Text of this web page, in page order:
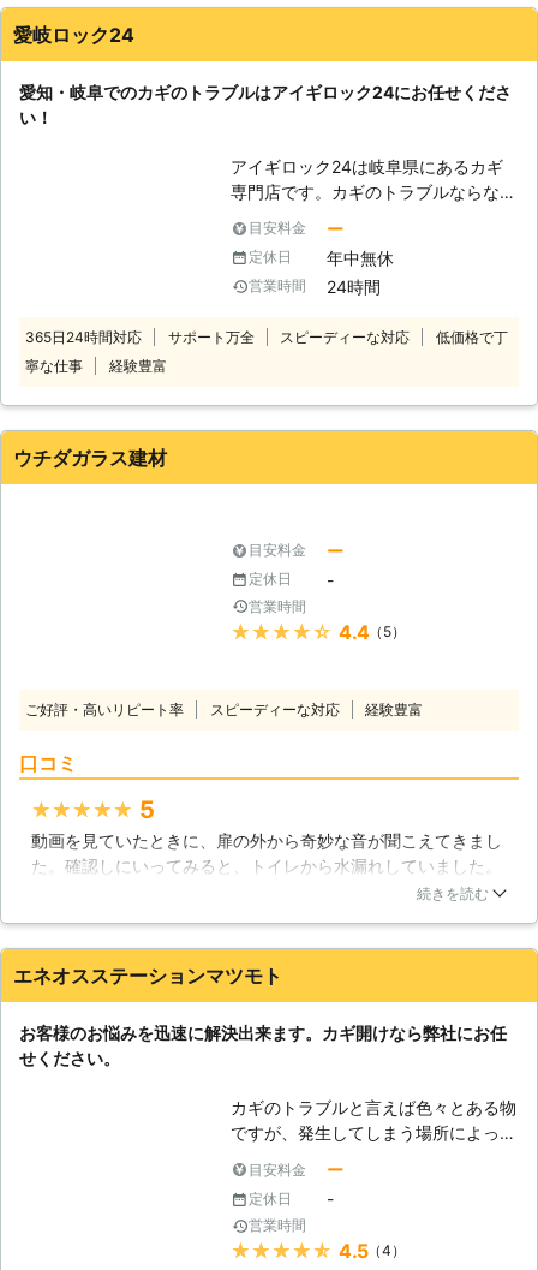
犯についての相談にものって頂いています。
三重県 伊勢市 2016年12月15日
愛岐ロック24
愛知・岐阜でのカギのトラブルはアイギロック24にお任せくださ
い！
アイギロック24は岐阜県にあるカギ
専門店です。カギのトラブルならなん
でもお任せください！他でお断りをう
けたようなカギでもご相談可能です。
ご相談、お見積りは無料です。 ★こ
んなときはアイギロックにご連絡くだ
た！」 「カギを交換したい」 「カギ
時間ご対応が可能です。お困りのとき
は迷わずアイギロック24にご連絡く
ださい！
目安料金 ー
定休日 年中無休
営業時間 24時間
365日24時間対応 サポート万全 スピーディーな対応
低価格で丁
寧な仕事
経験豊富
ウチダガラス建材
目安料金 ー
定休日 -
営業時間
★★★★★ 4.4（5）
ご好評・高いリピート率 スピーディーな対応 経験豊富
口コミ
★★★★★ 5
動画を見ていたときに、扉の外から奇妙な音が聞こえてきまし
た。確認しにいってみると、トイレから水漏れしていました。
そのまま様子を見ていましたが、一向に改善する気配がなかっ
ましたが、思ったより安い金額ですみました。
三重県 鈴鹿市 2016年12月31日
続きを読む
エネオスステーションマツモト
お客様のお悩みを迅速に解決出来ます。カギ開けなら弊社にお任
せください。
カギのトラブルと言えば色々とある物
ですが、発生してしまう場所によって
玄関の場合は紛失や破損のトラブルが
多く考えられますが、時にはドアガー
ドが勝手にかかったり小さなお子様が
触っていてつい閉じ込めてしまう事も
目安料金 ー
定休日 -
営業時間
★★★★★ 4.5（4）